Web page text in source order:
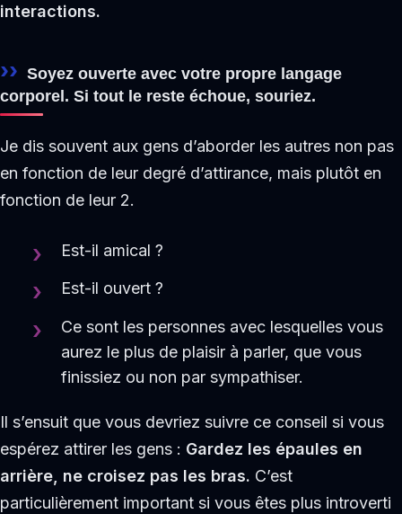
interactions.
Soyez ouverte avec votre propre langage
corporel. Si tout le reste échoue, souriez.
Je dis souvent aux gens d’aborder les autres non pas
en fonction de leur degré d’attirance, mais plutôt en
fonction de leur 2.
Est-il amical ?
Est-il ouvert ?
Ce sont les personnes avec lesquelles vous
aurez le plus de plaisir à parler, que vous
finissiez ou non par sympathiser.
Il s’ensuit que vous devriez suivre ce conseil si vous
espérez attirer les gens : Gardez les épaules en
arrière, ne croisez pas les bras. C’est
particulièrement important si vous êtes plus introverti